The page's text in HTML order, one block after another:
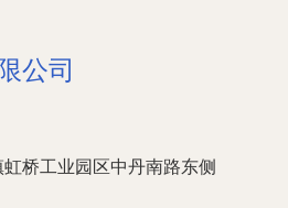
公司
桥工业园区中丹南路东侧